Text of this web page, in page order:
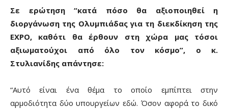
Σε ερώτηση “κατά πόσο θα αξιοποιηθεί η
διοργάνωση της Ολυμπιάδας για τη διεκδίκηση της
ΕΧΡΟ, καθότι θα έρθουν στη χώρα μας τόσοι
αξιωματούχοι από όλο τον κόσμο”, ο κ.
Στυλιανίδης απάντησε:
“Αυτό είναι ένα θέμα το οποίο εμπίπτει στην
αρμοδιότητα δύο υπουργείων εδώ. Όσον αφορά το δικό